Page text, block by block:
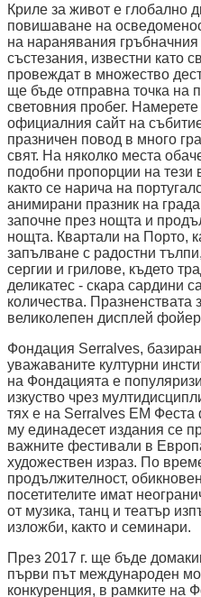
Криле за живот е глобално
повишаване на
на наранявания
състезания, известни като
провеждат в множество
ще бъде отправна точка на
световния пробег.
официалния сайт на
празничен повод в много
свят. На няколко места
подобни пропорции на тези
както се нарича на
анимирани празник на
започне през нощта и
нощта. Квартали на Порто,
запълване с радостни
сергии и грилове, където
деликатес - скара сардини
количества.
великолепен дисплей
Фондация Serralves,
уважаваните културни
на Фондацията е
изкуство чрез
тях е на Serralves ЕМ Феста
му единадесет издания се
важните фестивали в
художествен израз. По
продължителност,
посетителите имат
от музика, танц и театър
изложби, както и семинари.
През 2017 г. ще бъде
първи път международен
конкуренция, в рамките на